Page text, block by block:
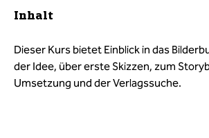
Inhalt
Dieser Kurs bietet Einblick in das
der Idee, über erste Skizzen, zum
Umsetzung und der Verlagssuche.